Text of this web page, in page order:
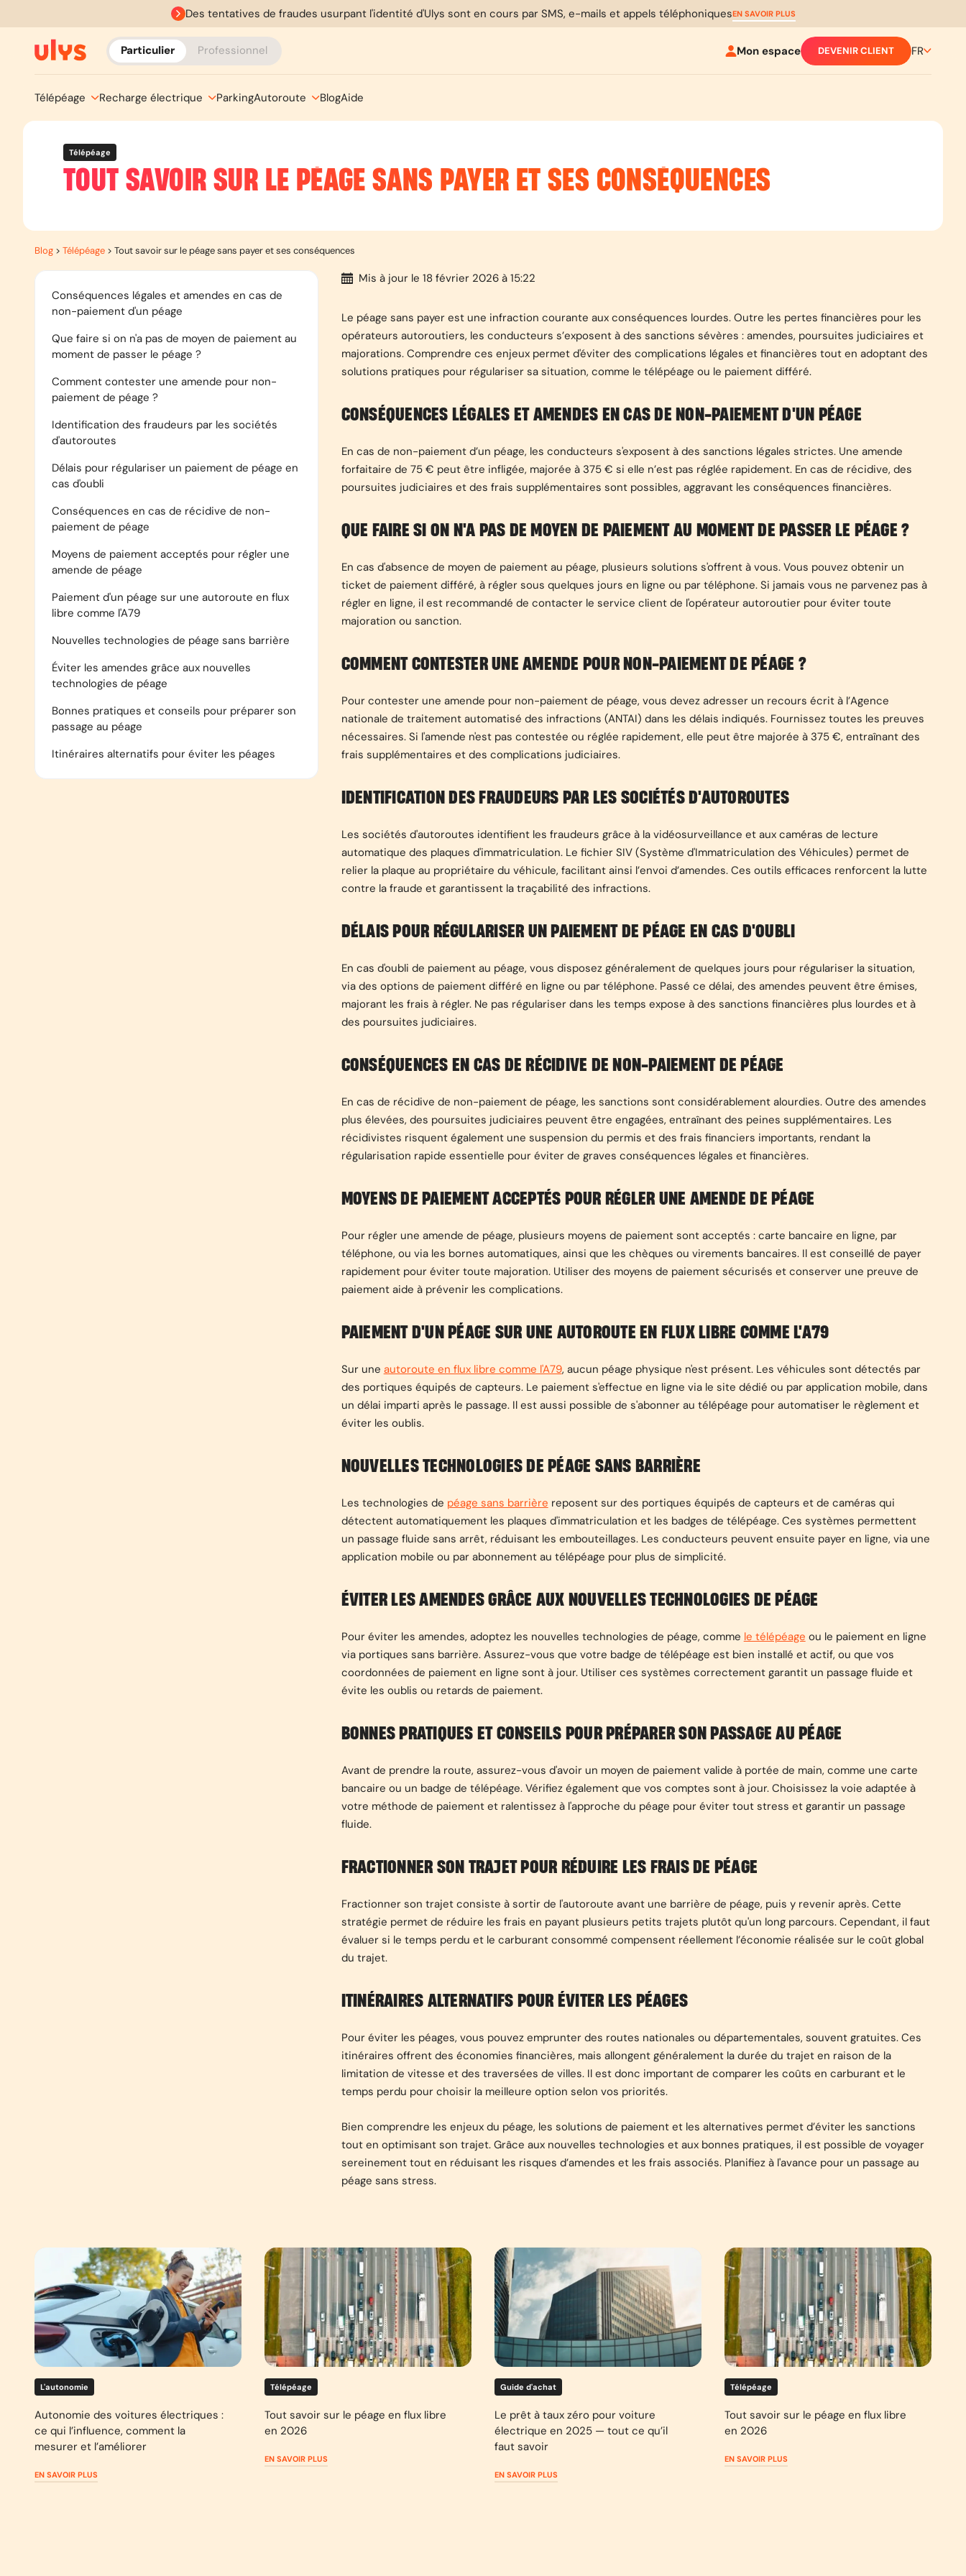
Des tentatives de fraudes usurpant l'identité d'Ulys sont en cours par SMS, e-mails et appels téléphoniquesEN SAVOIR PLUS
Particulier Professionnel Mon espace DEVENIR CLIENT FR
Télépéage Recharge électrique ParkingAutoroute BlogAide
Télépéage
TOUT SAVOIR SUR LE PÉAGE SANS PAYER ET SES CONSÉQUENCES
Blog > Télépéage > Tout savoir sur le péage sans payer et ses conséquences
Conséquences légales et amendes en cas de
non-paiement d'un péage
Que faire si on n'a pas de moyen de paiement au
moment de passer le péage ?
Comment contester une amende pour non-
paiement de péage ?
Identification des fraudeurs par les sociétés
d'autoroutes
Délais pour régulariser un paiement de péage en
cas d'oubli
Conséquences en cas de récidive de non-
paiement de péage
Moyens de paiement acceptés pour régler une
amende de péage
Paiement d'un péage sur une autoroute en flux
libre comme l'A79
Nouvelles technologies de péage sans barrière
Éviter les amendes grâce aux nouvelles
technologies de péage
Bonnes pratiques et conseils pour préparer son
passage au péage
Itinéraires alternatifs pour éviter les péages
Mis à jour le 18 février 2026 à 15:22
Le péage sans payer est une infraction courante aux conséquences lourdes. Outre les pertes financières pour les
opérateurs autoroutiers, les conducteurs s’exposent à des sanctions sévères : amendes, poursuites judiciaires et
majorations. Comprendre ces enjeux permet d'éviter des complications légales et financières tout en adoptant des
solutions pratiques pour régulariser sa situation, comme le télépéage ou le paiement différé.
CONSÉQUENCES LÉGALES ET AMENDES EN CAS DE NON-PAIEMENT D'UN PÉAGE
En cas de non-paiement d’un péage, les conducteurs s'exposent à des sanctions légales strictes. Une amende
forfaitaire de 75 € peut être infligée, majorée à 375 € si elle n’est pas réglée rapidement. En cas de récidive, des
poursuites judiciaires et des frais supplémentaires sont possibles, aggravant les conséquences financières.
QUE FAIRE SI ON N'A PAS DE MOYEN DE PAIEMENT AU MOMENT DE PASSER LE PÉAGE ?
En cas d'absence de moyen de paiement au péage, plusieurs solutions s'offrent à vous. Vous pouvez obtenir un
ticket de paiement différé, à régler sous quelques jours en ligne ou par téléphone. Si jamais vous ne parvenez pas à
régler en ligne, il est recommandé de contacter le service client de l'opérateur autoroutier pour éviter toute
majoration ou sanction.
COMMENT CONTESTER UNE AMENDE POUR NON-PAIEMENT DE PÉAGE ?
Pour contester une amende pour non-paiement de péage, vous devez adresser un recours écrit à l’Agence
nationale de traitement automatisé des infractions (ANTAI) dans les délais indiqués. Fournissez toutes les preuves
nécessaires. Si l'amende n'est pas contestée ou réglée rapidement, elle peut être majorée à 375 €, entraînant des
frais supplémentaires et des complications judiciaires.
IDENTIFICATION DES FRAUDEURS PAR LES SOCIÉTÉS D'AUTOROUTES
Les sociétés d'autoroutes identifient les fraudeurs grâce à la vidéosurveillance et aux caméras de lecture
automatique des plaques d'immatriculation. Le fichier SIV (Système d'Immatriculation des Véhicules) permet de
relier la plaque au propriétaire du véhicule, facilitant ainsi l’envoi d’amendes. Ces outils efficaces renforcent la lutte
contre la fraude et garantissent la traçabilité des infractions.
DÉLAIS POUR RÉGULARISER UN PAIEMENT DE PÉAGE EN CAS D'OUBLI
En cas d'oubli de paiement au péage, vous disposez généralement de quelques jours pour régulariser la situation,
via des options de paiement différé en ligne ou par téléphone. Passé ce délai, des amendes peuvent être émises,
majorant les frais à régler. Ne pas régulariser dans les temps expose à des sanctions financières plus lourdes et à
des poursuites judiciaires.
CONSÉQUENCES EN CAS DE RÉCIDIVE DE NON-PAIEMENT DE PÉAGE
En cas de récidive de non-paiement de péage, les sanctions sont considérablement alourdies. Outre des amendes
plus élevées, des poursuites judiciaires peuvent être engagées, entraînant des peines supplémentaires. Les
récidivistes risquent également une suspension du permis et des frais financiers importants, rendant la
régularisation rapide essentielle pour éviter de graves conséquences légales et financières.
MOYENS DE PAIEMENT ACCEPTÉS POUR RÉGLER UNE AMENDE DE PÉAGE
Pour régler une amende de péage, plusieurs moyens de paiement sont acceptés : carte bancaire en ligne, par
téléphone, ou via les bornes automatiques, ainsi que les chèques ou virements bancaires. Il est conseillé de payer
rapidement pour éviter toute majoration. Utiliser des moyens de paiement sécurisés et conserver une preuve de
paiement aide à prévenir les complications.
PAIEMENT D'UN PÉAGE SUR UNE AUTOROUTE EN FLUX LIBRE COMME L'A79
Sur une autoroute en flux libre comme l'A79, aucun péage physique n'est présent. Les véhicules sont détectés par
des portiques équipés de capteurs. Le paiement s'effectue en ligne via le site dédié ou par application mobile, dans
un délai imparti après le passage. Il est aussi possible de s'abonner au télépéage pour automatiser le règlement et
éviter les oublis.
NOUVELLES TECHNOLOGIES DE PÉAGE SANS BARRIÈRE
Les technologies de péage sans barrière reposent sur des portiques équipés de capteurs et de caméras qui
détectent automatiquement les plaques d'immatriculation et les badges de télépéage. Ces systèmes permettent
un passage fluide sans arrêt, réduisant les embouteillages. Les conducteurs peuvent ensuite payer en ligne, via une
application mobile ou par abonnement au télépéage pour plus de simplicité.
ÉVITER LES AMENDES GRÂCE AUX NOUVELLES TECHNOLOGIES DE PÉAGE
Pour éviter les amendes, adoptez les nouvelles technologies de péage, comme le télépéage ou le paiement en ligne
via portiques sans barrière. Assurez-vous que votre badge de télépéage est bien installé et actif, ou que vos
coordonnées de paiement en ligne sont à jour. Utiliser ces systèmes correctement garantit un passage fluide et
évite les oublis ou retards de paiement.
BONNES PRATIQUES ET CONSEILS POUR PRÉPARER SON PASSAGE AU PÉAGE
Avant de prendre la route, assurez-vous d'avoir un moyen de paiement valide à portée de main, comme une carte
bancaire ou un badge de télépéage. Vérifiez également que vos comptes sont à jour. Choisissez la voie adaptée à
votre méthode de paiement et ralentissez à l'approche du péage pour éviter tout stress et garantir un passage
fluide.
FRACTIONNER SON TRAJET POUR RÉDUIRE LES FRAIS DE PÉAGE
Fractionner son trajet consiste à sortir de l'autoroute avant une barrière de péage, puis y revenir après. Cette
stratégie permet de réduire les frais en payant plusieurs petits trajets plutôt qu'un long parcours. Cependant, il faut
évaluer si le temps perdu et le carburant consommé compensent réellement l’économie réalisée sur le coût global
du trajet.
ITINÉRAIRES ALTERNATIFS POUR ÉVITER LES PÉAGES
Pour éviter les péages, vous pouvez emprunter des routes nationales ou départementales, souvent gratuites. Ces
itinéraires offrent des économies financières, mais allongent généralement la durée du trajet en raison de la
limitation de vitesse et des traversées de villes. Il est donc important de comparer les coûts en carburant et le
temps perdu pour choisir la meilleure option selon vos priorités.
Bien comprendre les enjeux du péage, les solutions de paiement et les alternatives permet d’éviter les sanctions
tout en optimisant son trajet. Grâce aux nouvelles technologies et aux bonnes pratiques, il est possible de voyager
sereinement tout en réduisant les risques d’amendes et les frais associés. Planifiez à l'avance pour un passage au
péage sans stress.
L'autonomie
Autonomie des voitures électriques :
ce qui l’influence, comment la
mesurer et l’améliorer
EN SAVOIR PLUS
Télépéage
Tout savoir sur le péage en flux libre
en 2026
EN SAVOIR PLUS
Guide d'achat
Le prêt à taux zéro pour voiture
électrique en 2025 — tout ce qu’il
faut savoir
EN SAVOIR PLUS
Télépéage
Tout savoir sur le péage en flux libre
en 2026
EN SAVOIR PLUS